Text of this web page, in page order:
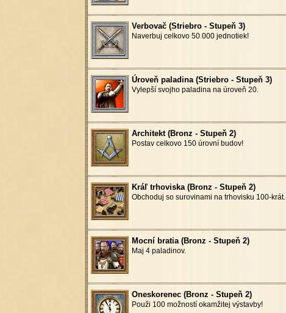
Verbovač (Striebro - Stupeň 3)
Naverbuj celkovo 50.000 jednotiek!
Úroveň paladina (Striebro - Stupeň 3)
Vylepší svojho paladina na úroveň 20.
Architekt (Bronz - Stupeň 2)
Postav celkovo 150 úrovní budov!
Kráľ trhoviska (Bronz - Stupeň 2)
Obchoduj so surovinami na trhovisku 100-krát.
Mocní bratia (Bronz - Stupeň 2)
Maj 4 paladinov.
Oneskorenec (Bronz - Stupeň 2)
Použi 100 možností okamžitej výstavby!